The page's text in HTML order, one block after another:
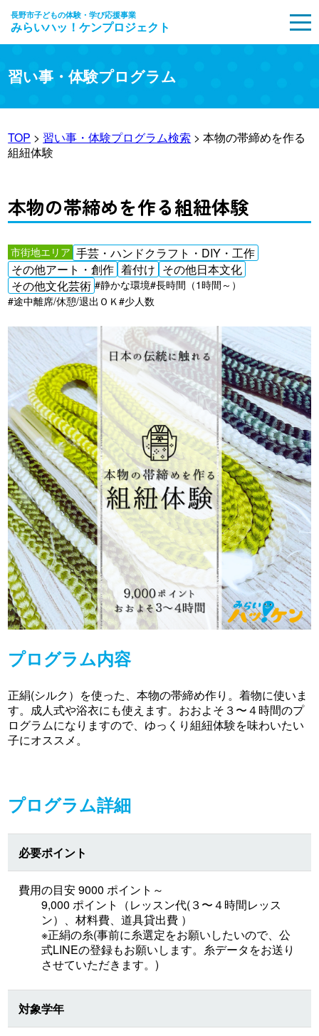
長野市子どもの体験・学び応援事業
みらいハッ！ケンプロジェクト
習い事・体験プログラム
TOP > 習い事・体験プログラム検索 > 本物の帯締めを作る
組紐体験
本物の帯締めを作る組紐体験
市街地エリア 手芸・ハンドクラフト・DIY・工作
その他アート・創作 着付け その他日本文化
その他文化芸術 #静かな環境#長時間（1時間～）
#途中離席/休憩/退出ＯＫ#少人数
プログラム内容
正絹(シルク）を使った、本物の帯締め作り。着物に使いま
す。成人式や浴衣にも使えます。おおよそ３〜４時間のプ
ログラムになりますので、ゆっくり組紐体験を味わいたい
子にオススメ。
プログラム詳細
必要ポイント
費用の目安 9000 ポイント～
9,000 ポイント（レッスン代(３〜４時間レッス
ン）、材料費、道具貸出費 ）
※正絹の糸(事前に糸選定をお願いしたいので、公
式LINEの登録もお願いします。糸データをお送り
させていただきます。)
対象学年